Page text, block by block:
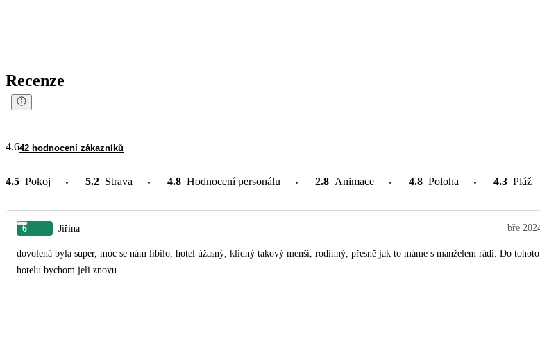
Recenze
4.642 hodnocení zákazníků
4.5 Pokoj 5.2 Strava 4.8 Hodnocení personálu 2.8 Animace 4.8 Poloha 4.3 Pláž
6 Jiřina bře
dovolená byla super, moc se nám líbilo, hotel úžasný, klidný takový menší, rodinný, přesně jak to máme s manželem rádi. Do tohoto
hotelu bychom jeli znovu.